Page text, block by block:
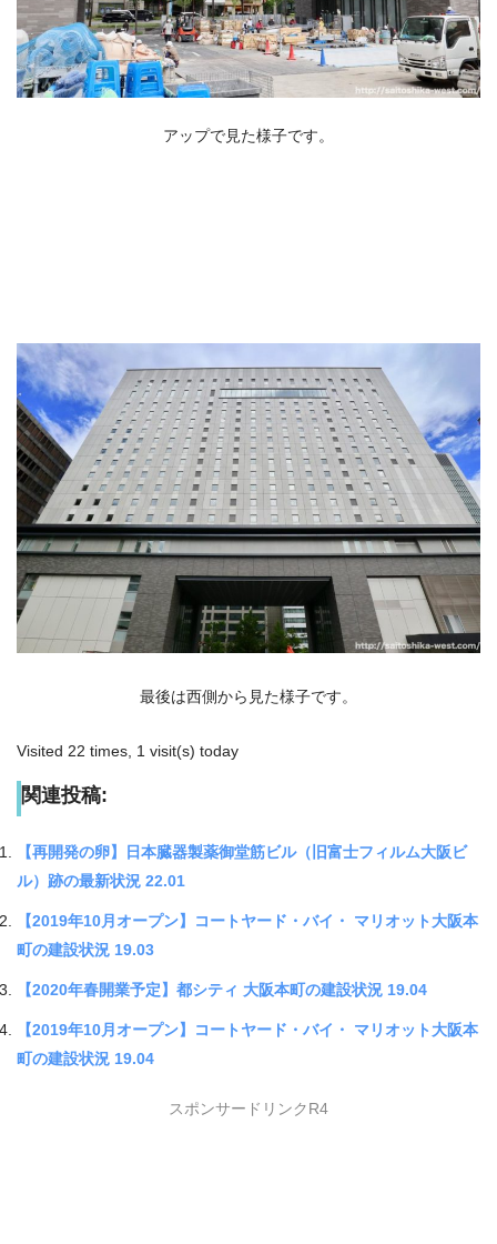
アップで見た様子です。
最後は西側から見た様子です。
Visited 22 times, 1 visit(s) today
関連投稿:
【再開発の卵】日本臓器製薬御堂筋ビル（旧富士フィルム大阪ビ
ル）跡の最新状況 22.01
【2019年10月オープン】コートヤード・バイ・ マリオット大阪本
町の建設状況 19.03
【2020年春開業予定】都シティ 大阪本町の建設状況 19.04
【2019年10月オープン】コートヤード・バイ・ マリオット大阪本
町の建設状況 19.04
スポンサードリンクR4